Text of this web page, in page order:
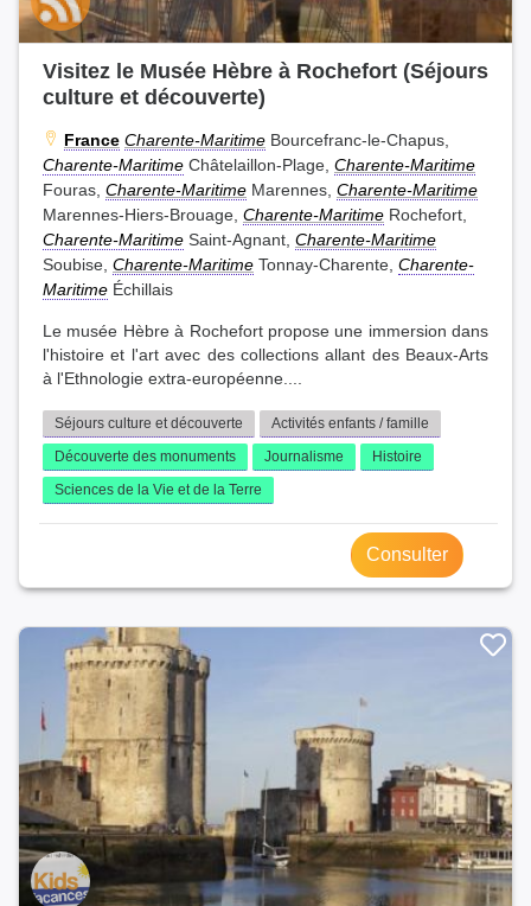
Visitez le Musée Hèbre à Rochefort (Séjours
culture et découverte)
France Charente-Maritime Bourcefranc-le-Chapus,
Charente-Maritime Châtelaillon-Plage, Charente-Maritime
Fouras, Charente-Maritime Marennes, Charente-Maritime
Marennes-Hiers-Brouage, Charente-Maritime Rochefort,
Charente-Maritime Saint-Agnant, Charente-Maritime
Soubise, Charente-Maritime Tonnay-Charente, Charente-
Maritime Échillais
Le musée Hèbre à Rochefort propose une immersion dans
l'histoire et l'art avec des collections allant des Beaux-Arts
à l'Ethnologie extra-européenne....
Séjours culture et découverte
Activités enfants / famille
Découverte des monuments
Journalisme
Histoire
Sciences de la Vie et de la Terre
Consulter